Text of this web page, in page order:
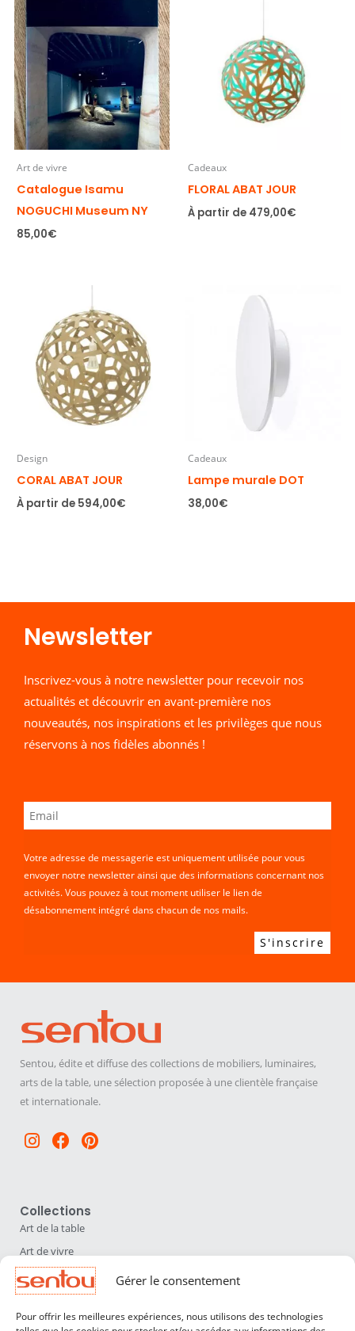
Gérer le consentement
Pour offrir les meilleures expériences, nous utilisons des technologies
Art de vivre
Catalogue Isamu
NOGUCHI Museum NY
85,00€
Cadeaux
FLORAL ABAT JOUR
À partir de 479,00€
Design
CORAL ABAT JOUR
À partir de 594,00€
Cadeaux
Lampe murale DOT
38,00€
Newsletter​
Inscrivez-vous à notre newsletter pour recevoir nos
actualités et découvrir en avant-première nos
nouveautés, nos inspirations et les privilèges que nous
réservons à nos fidèles abonnés !
Votre adresse de messagerie est uniquement utilisée pour vous
envoyer notre newsletter ainsi que des informations concernant nos
activités. Vous pouvez à tout moment utiliser le lien de
désabonnement intégré dans chacun de nos mails.
Sentou, édite et diffuse des collections de mobiliers, luminaires,
arts de la table, une sélection proposée à une clientèle française
et internationale.
Instagram
Facebook
Pinterest
Collections
Art de la table
Art de vivre
Déco
Luminaires
Mobilier